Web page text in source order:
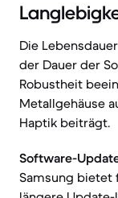
Die
der Dauer der
Robustheit
Metallgehäuse
Haptik beiträgt.
Software-
Samsung bietet